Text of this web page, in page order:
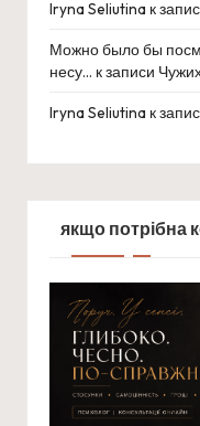
Iryna Seliutina к
Можно было бы
несу… к записи
Iryna Seliutina к
якщо потрібна